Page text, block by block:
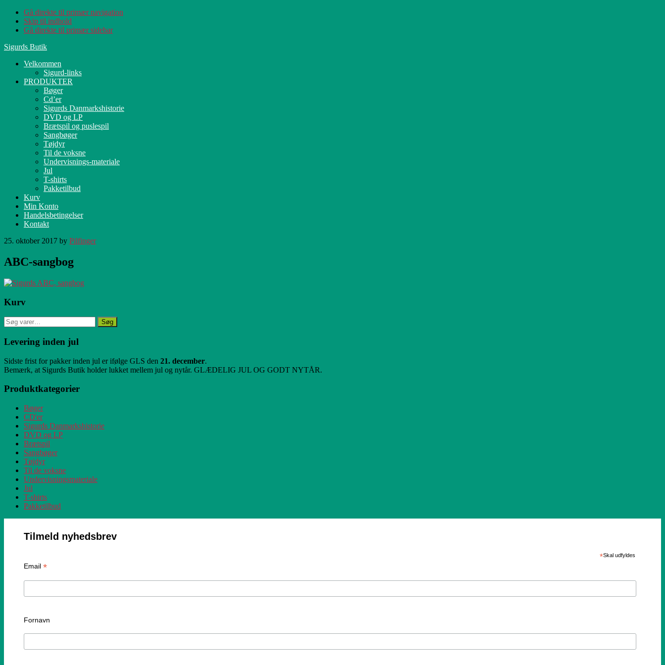
Gå direkte til primær navigation
Skip til indhold
Gå direkte til primær sidebar
Sigurds Butik
Velkommen
Sigurd-links
PRODUKTER
Bøger
Cd’er
Sigurds Danmarkshistorie
DVD og LP
Brætspil og puslespil
Sangbøger
Tøjdyr
Til de voksne
Undervisnings-materiale
Jul
T-shirts
Pakketilbud
Kurv
Min Konto
Handelsbetingelser
Kontakt
25. oktober 2017 by Pilfinger
ABC-sangbog
Primær
Sidebar
Kurv
Søg
efter:
Søg
Levering inden jul
Sidste frist for pakker inden jul er ifølge GLS den 21. december.
Bemærk, at Sigurds Butik holder lukket mellem jul og nytår. GLÆDELIG JUL OG GODT NYTÅR.
Produktkategorier
Bøger
CD'er
Sigurds Danmarkshistorie
DVD og LP
Brætspil
Sangbøger
Tøjdyr
Til de voksne
Undervisningsmateriale
Jul
T-shirts
Pakketilbud
Tilmeld nyhedsbrev
*Skal udfyldes
Email *
Fornavn